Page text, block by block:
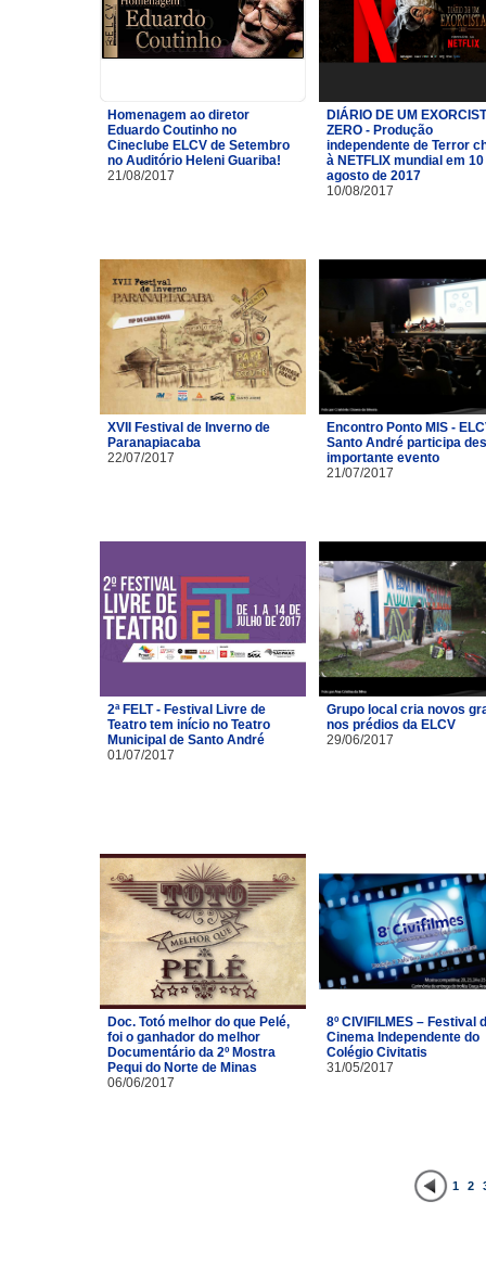
Homenagem ao diretor
Eduardo Coutinho no
Cineclube ELCV de Setembro
no Auditório Heleni Guariba!
21/08/2017
DIÁRIO DE UM
ZERO - Produção
independente de Terror
à NETFLIX mundial em
agosto de 2017
10/08/2017
XVII Festival de Inverno de
Paranapiacaba
22/07/2017
Encontro Ponto MIS -
Santo André participa
importante evento
21/07/2017
2ª FELT - Festival Livre de
Teatro tem início no Teatro
Municipal de Santo André
01/07/2017
Grupo local cria novos
nos prédios da ELCV
29/06/2017
Doc. Totó melhor do que Pelé,
foi o ganhador do melhor
Documentário da 2º Mostra
Pequi do Norte de Minas
06/06/2017
8º CIVIFILMES – Festival
Cinema Independente do
Colégio Civitatis
31/05/2017
1 2